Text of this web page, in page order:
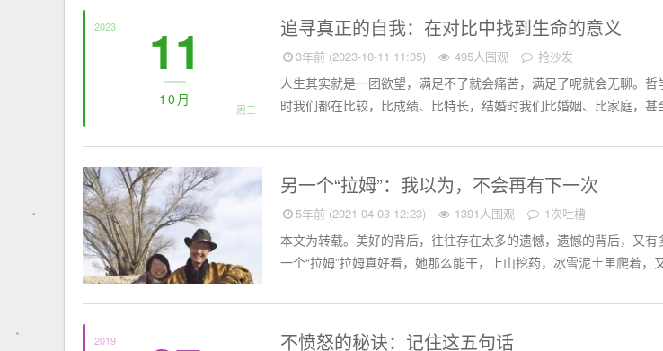
2023 11
10月
周三
追寻真正的自我：在对比中找到生命的意义
3年前 (2023-10-11 11:05) 495人围观 抢沙发
人生其实就是一团欲望，满足不了就会痛苦，满足了呢就会无聊。
时我们都在比较，比成绩、比特长，结婚时我们比婚姻、比家庭，甚
思想聚焦 另一个“拉姆”：我以为，不会再有下一次
5年前 (2021-04-03 12:23) 1391人围观 1次吐槽
本文为转载。美好的背后，往往存在太多的遗憾，遗憾的背后，又
一个“拉姆”拉姆真好看，她那么能干，上山挖药，冰雪泥土里爬着，
2019 不愤怒的秘诀：记住这五句话